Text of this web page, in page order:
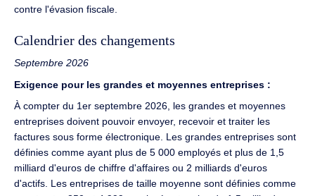
contre l'évasion fiscale.
Calendrier des changements
Septembre 2026
Exigence pour les grandes et moyennes entreprises :
À compter du 1er septembre 2026, les grandes et moyennes
entreprises doivent pouvoir envoyer, recevoir et traiter les
factures sous forme électronique. Les grandes entreprises sont
définies comme ayant plus de 5 000 employés et plus de 1,5
milliard d'euros de chiffre d'affaires ou 2 milliards d'euros
d'actifs. Les entreprises de taille moyenne sont définies comme